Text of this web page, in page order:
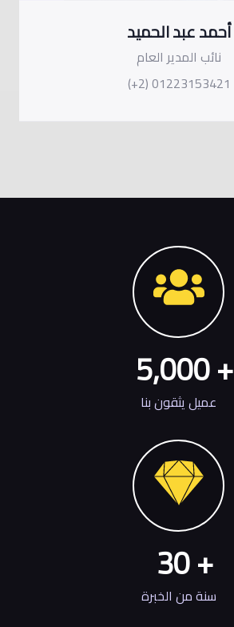
أحمد عبد الحميد
نائب المدير العام
(+2) 01223153421
+
5,000
عمیل یثقون بنا
+
30
سنة من الخبرة